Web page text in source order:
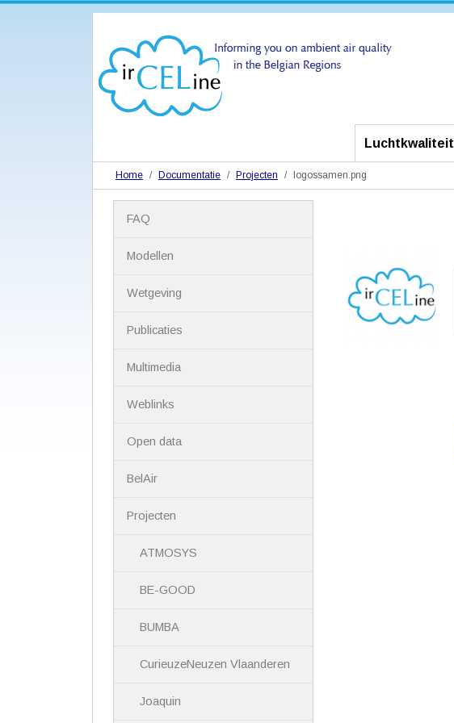
Luchtkwaliteit
Home Documentatie Projecten logossamen.png
FAQ
Modellen
Wetgeving
Publicaties
Multimedia
Weblinks
Open data
BelAir
Projecten
ATMOSYS
BE-GOOD
BUMBA
CurieuzeNeuzen Vlaanderen
Joaquin